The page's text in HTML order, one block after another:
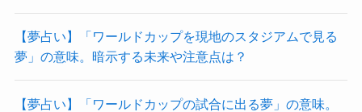
【夢占い】「ワールドカップを現地のスタジアムで見る
夢」の意味。暗示する未来や注意点は？
【夢占い】「ワールドカップの試合に出る夢」の意味。